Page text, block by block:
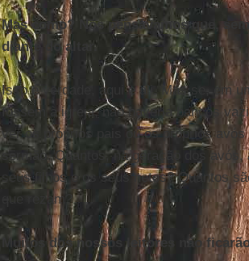
Mas como? Nós pensávamos que,
diante do altar.
Isso é verdade, aqui e ali. Mas se, em
fossem à igreja, não haveria bancos
ver os próprios pais ou os próprios
sermão. Quantos, na geração dos avós,
seus filhos e os seus netos? Quantos
que rezam?
Muitos dos nossos leitores não